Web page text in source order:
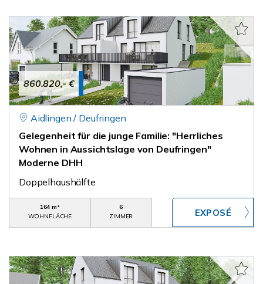
860.820,- €
Aidlingen / Deufringen
Gelegenheit für die junge Familie: "Herrliches
Wohnen in Aussichtslage von Deufringen"
Moderne DHH
Doppelhaushälfte
164 m²
WOHNFLÄCHE
6
ZIMMER